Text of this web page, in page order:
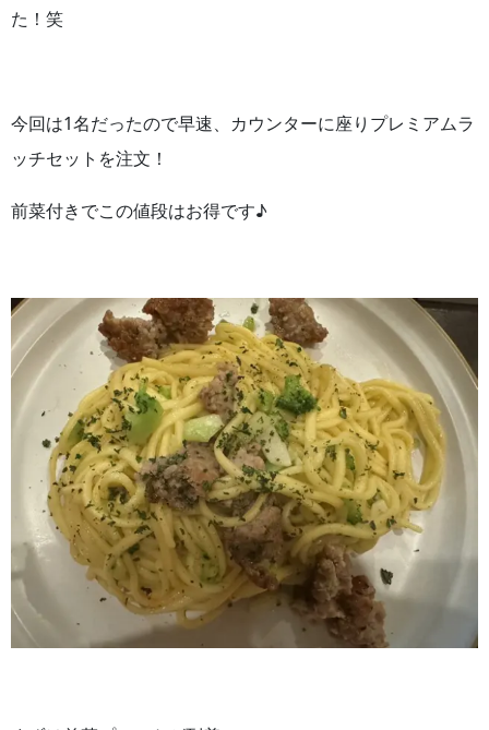
た！笑
今回は1名だったので早速、カウンターに座りプレミアムラ
ッチセットを注文！
前菜付きでこの値段はお得です♪